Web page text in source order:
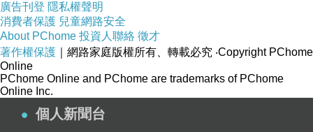
廣告刊登 隱私權聲明
消費者保護 兒童網路安全
About PChome 投資人聯絡 徵才
著作權保護 ｜網路家庭版權所有、轉載必究 ‧Copyright PChome
Online
PChome Online and PChome are trademarks of PChome
Online Inc.
個人新聞台